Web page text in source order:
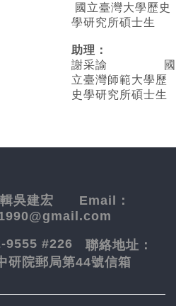
國立臺灣大學歷史
學研究所碩士生
助理：
謝采諭
國
立臺灣師範大學歷
史學研究所碩士生
輯吳建宏 Email：
9555 #226 聯絡地址：
研院郵局第44號信箱